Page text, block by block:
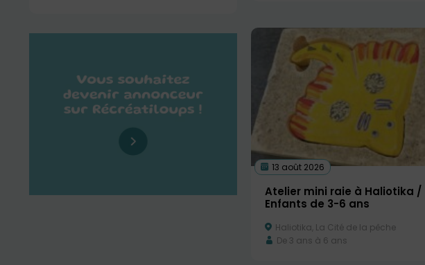
13 août 2026
Atelier mini raie à Haliotika /
Enfants de 3-6 ans
Haliotika, La Cité de la pêche
De 3 ans à 6 ans